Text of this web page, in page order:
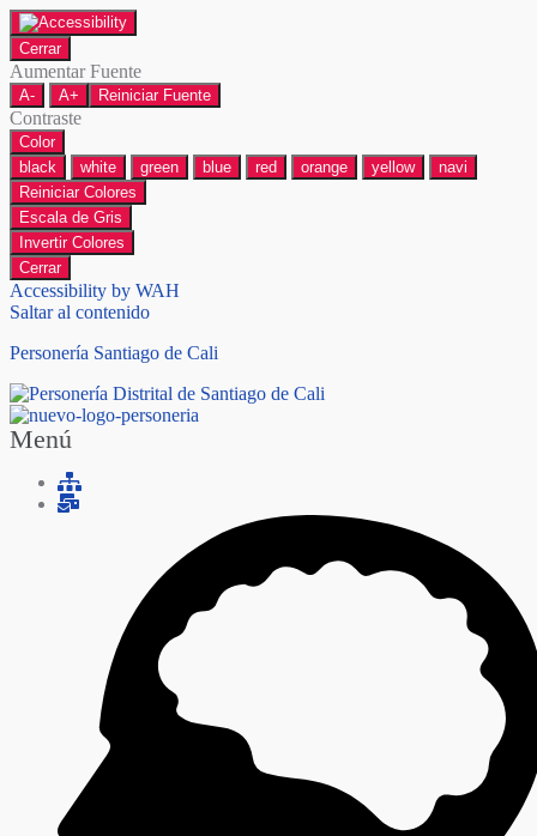
Cerrar
Aumentar Fuente
A- A+ Reiniciar Fuente
Contraste
Color
black
white green blue red orange yellow
navi
Reiniciar Colores
Escala de Gris
Invertir Colores
Cerrar
Accessibility by WAH
Saltar al contenido
Personería Santiago de Cali
Menú